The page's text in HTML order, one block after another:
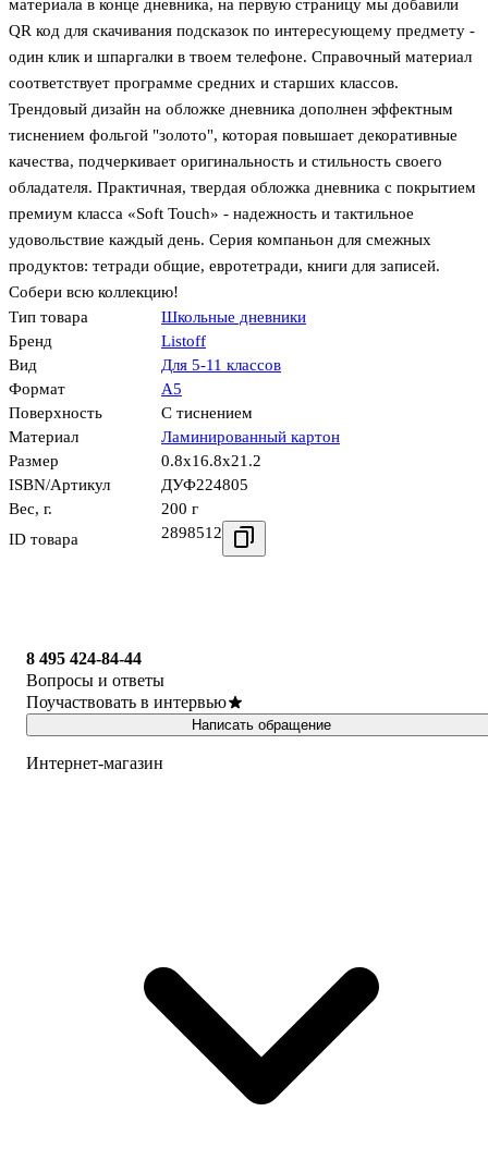
материала в конце дневника, на первую страницу мы добавили
QR код для скачивания подсказок по интересующему предмету -
один клик и шпаргалки в твоем телефоне. Справочный материал
соответствует программе средних и старших классов.
Трендовый дизайн на обложке дневника дополнен эффектным
тиснением фольгой "золото", которая повышает декоративные
качества, подчеркивает оригинальность и стильность своего
обладателя. Практичная, твердая обложка дневника с покрытием
премиум класса «Soft Touch» - надежность и тактильное
удовольствие каждый день. Серия компаньон для смежных
продуктов: тетради общие, евротетради, книги для записей.
Собери всю коллекцию!
Тип товара
Школьные дневники
Бренд
Listoff
Вид
Для 5-11 классов
Формат
А5
Поверхность
С тиснением
Материал
Ламинированный картон
Размер
0.8x16.8x21.2
ISBN/Артикул
ДУФ224805
Вес, г.
200 г
ID товара
2898512
8 495 424-84-44
Вопросы и ответы
Поучаствовать в интервью
Написать обращение
Интернет-магазин